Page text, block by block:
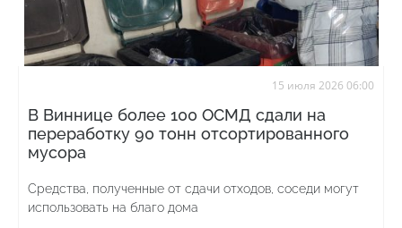
15 июля 2026 06:00
В Виннице более 100 ОСМД сдали на
переработку 90 тонн отсортированного
мусора
Средства, полученные от сдачи отходов, соседи могут
использовать на благо дома